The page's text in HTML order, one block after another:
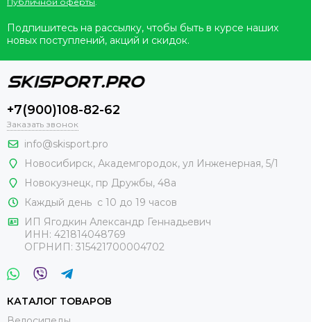
Подпишитесь на рассылку, чтобы быть в курсе наших
новых поступлений, акций и скидок.
+7(900)108-82-62
Заказать звонок
info@skisport.pro
Новосибирск, Академгородок, ул Инженерная, 5/1
Новокузнецк, пр Дружбы, 48а
Каждый день с 10 до 19 часов
ИП Ягодкин Александр Геннадьевич
ИНН: 421814048769
ОГРНИП: 315421700004702
КАТАЛОГ ТОВАРОВ